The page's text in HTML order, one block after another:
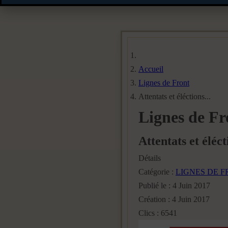
Accueil
Lignes de Front
Attentats et éléctions...
Lignes de
Attentats et
Détails
Catégorie : LIGNES DE
Publié le : 4 Juin 2017
Création : 4 Juin 2017
Clics : 6541